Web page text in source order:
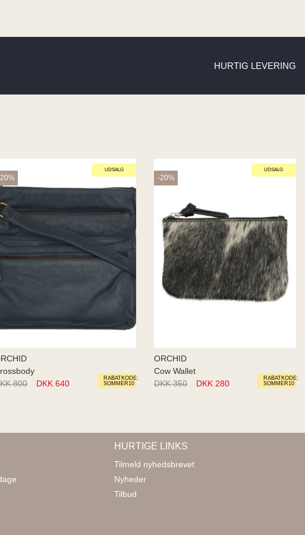
HURTIG LEVERING
UDSALG
RABATKODE:
SOMMER10
800
DKK 640
UDSALG
RABATKODE:
SOMMER10
-20%
ORCHID
Cow Wallet
DKK 350
DKK 280
HURTIGE LINKS
Tilmeld nyhedsbrevet
Nyheder
Tilbud